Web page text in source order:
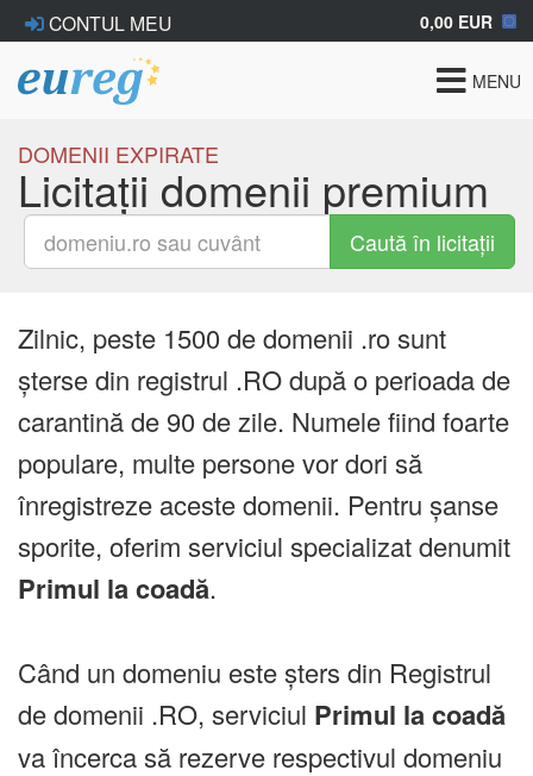
CONTUL MEU 0,00 EUR
Toggle
MENU
DOMENII EXPIRATE
Licitații domenii premium
Caută în licitații
Zilnic, peste 1500 de domenii .ro sunt
șterse din registrul .RO după o perioada de
carantină de 90 de zile. Numele fiind foarte
populare, multe persone vor dori să
înregistreze aceste domenii. Pentru șanse
sporite, oferim serviciul specializat denumit
Primul la coadă.
Când un domeniu este șters din Registrul
de domenii .RO, serviciul Primul la coadă
va încerca să rezerve respectivul domeniu